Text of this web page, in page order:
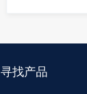
寻找产品